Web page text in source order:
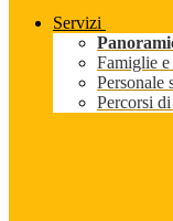
Servizi
Famiglie e
Personale
Percorsi